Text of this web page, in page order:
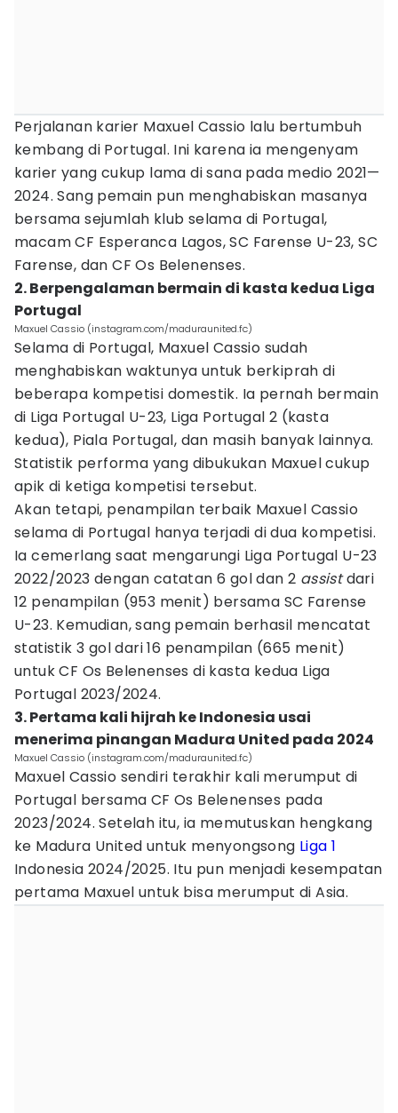
Perjalanan karier Maxuel Cassio lalu bertumbuh
kembang di Portugal. Ini karena ia mengenyam
karier yang cukup lama di sana pada medio 2021—
2024. Sang pemain pun menghabiskan masanya
bersama sejumlah klub selama di Portugal,
macam CF Esperanca Lagos, SC Farense U-23, SC
Farense, dan CF Os Belenenses.
2. Berpengalaman bermain di kasta kedua Liga
Portugal
Maxuel Cassio (instagram.com/maduraunited.fc)
Selama di Portugal, Maxuel Cassio sudah
menghabiskan waktunya untuk berkiprah di
beberapa kompetisi domestik. Ia pernah bermain
di Liga Portugal U-23, Liga Portugal 2 (kasta
kedua), Piala Portugal, dan masih banyak lainnya.
Statistik performa yang dibukukan Maxuel cukup
apik di ketiga kompetisi tersebut.
Akan tetapi, penampilan terbaik Maxuel Cassio
selama di Portugal hanya terjadi di dua kompetisi.
Ia cemerlang saat mengarungi Liga Portugal U-23
2022/2023 dengan catatan 6 gol dan 2 assistdari
12 penampilan (953 menit) bersama SC Farense
U-23. Kemudian, sang pemain berhasil mencatat
statistik 3 gol dari 16 penampilan (665 menit)
untuk CF Os Belenenses di kasta kedua Liga
Portugal 2023/2024.
3. Pertama kali hijrah ke Indonesia usai
menerima pinangan Madura United pada 2024
Maxuel Cassio (instagram.com/maduraunited.fc)
Maxuel Cassio sendiri terakhir kali merumput di
Portugal bersama CF Os Belenenses pada
2023/2024. Setelah itu, ia memutuskan hengkang
ke Madura United untuk menyongsong Liga 1
Indonesia 2024/2025. Itu pun menjadi kesempatan
pertama Maxuel untuk bisa merumput di Asia.